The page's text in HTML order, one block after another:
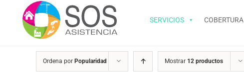
contenido
SERVICIOS COBERTURA
Ordena por Popularidad Mostrar 12 productos